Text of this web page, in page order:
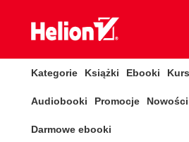
Kategorie Książki Ebooki
Audiobooki Promocje Nowości
Darmowe ebooki